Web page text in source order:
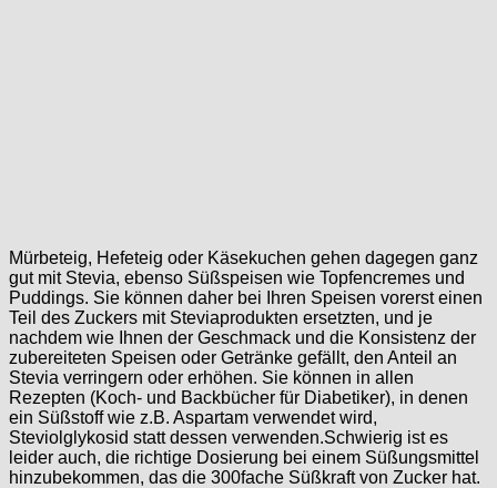
Mürbeteig, Hefeteig oder Käsekuchen gehen dagegen ganz
gut mit Stevia, ebenso Süßspeisen wie Topfencremes und
Puddings. Sie können daher bei Ihren Speisen vorerst einen
Teil des Zuckers mit Steviaprodukten ersetzten, und je
nachdem wie Ihnen der Geschmack und die Konsistenz der
zubereiteten Speisen oder Getränke gefällt, den Anteil an
Stevia verringern oder erhöhen. Sie können in allen
Rezepten (Koch- und Backbücher für Diabetiker), in denen
ein Süßstoff wie z.B. Aspartam verwendet wird,
Steviolglykosid statt dessen verwenden.Schwierig ist es
leider auch, die richtige Dosierung bei einem Süßungsmittel
hinzubekommen, das die 300fache Süßkraft von Zucker hat.